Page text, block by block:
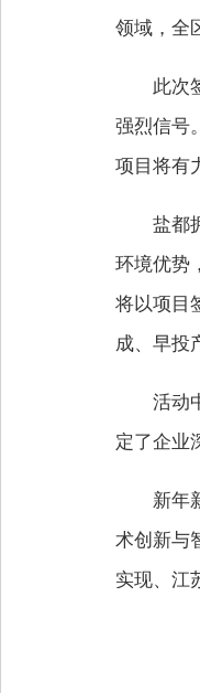
领域，全
此次
强烈信号
项目将有
盐都
环境优势
将以项目
成、早投
活动
定了企业
新年
术创新与
实现、江